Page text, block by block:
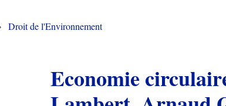
Droit de l'Environnement
Economie